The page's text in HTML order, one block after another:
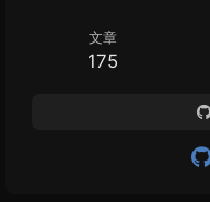
文章
175